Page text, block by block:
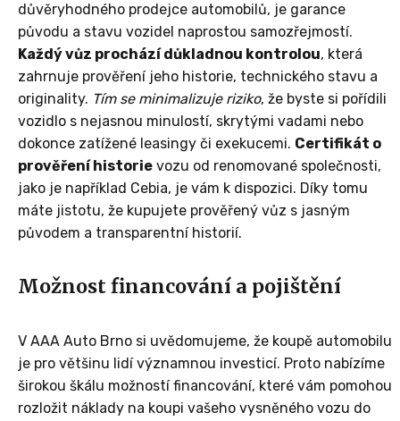
důvěryhodného prodejce automobilů, je garance
původu a stavu vozidel naprostou samozřejmostí.
Každý vůz prochází důkladnou kontrolou, která
zahrnuje prověření jeho historie, technického stavu a
originality. Tím se minimalizuje riziko, že byste si pořídili
vozidlo s nejasnou minulostí, skrytými vadami nebo
dokonce zatížené leasingy či exekucemi. Certifikát o
prověření historie vozu od renomované společnosti,
jako je například Cebia, je vám k dispozici. Díky tomu
máte jistotu, že kupujete prověřený vůz s jasným
původem a transparentní historií.
Možnost financování a pojištění
V AAA Auto Brno si uvědomujeme, že koupě automobilu
je pro většinu lidí významnou investicí. Proto nabízíme
širokou škálu možností financování, které vám pomohou
rozložit náklady na koupi vašeho vysněného vozu do